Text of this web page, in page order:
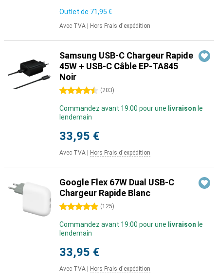
Outlet de 71,95 €
Avec TVA Hors Frais d'expédition
Samsung USB-C Chargeur Rapide
45W + USB-C Câble EP-TA845
Noir
4.5 étoiles (203)
Commandez avant 19:00 pour une livraison le
lendemain
33,95 €
Avec TVA Hors Frais d'expédition
Google Flex 67W Dual USB-C
Chargeur Rapide Blanc
5 étoiles (125)
Commandez avant 19:00 pour une livraison le
lendemain
33,95 €
Avec TVA Hors Frais d'expédition